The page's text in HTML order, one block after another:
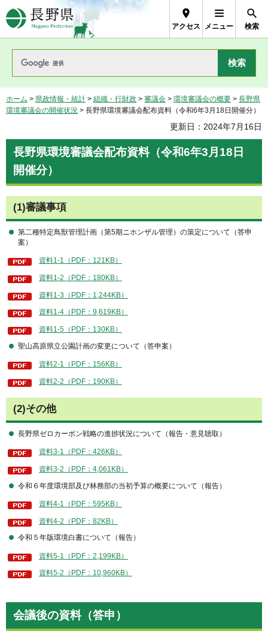
長野県Nagano Prefecture
アクセス メニュー 検索
ホーム > 県政情報・統計 > 組織・行財政 > 審議会 > 環境審議会の概要 > 長野県
環境審議会の開催状況 > 長野県環境審議会配布資料（令和6年3月18日開催分）
更新日：2024年7月16日
長野県環境審議会配布資料（令和6年3月18日
開催分）
(1)審議事項
第二種特定鳥獣管理計画（第5期ニホンザル管理）の策定について（答申
案）
資料1-1（PDF：121KB）
資料1-2（PDF：180KB）
資料1-3（PDF：1,244KB）
資料1-4（PDF：9,619KB）
資料1-5（PDF：130KB）
聖山高原県立公園計画の変更について（答申案）
資料2-1（PDF：156KB）
資料2-2（PDF：190KB）
(2)その他
長野県ゼロカーボン戦略の進捗状況について（報告・意見聴取）
資料3-1（PDF：426KB）
資料3-2（PDF：4,061KB）
令和６年度環境部及び林務部の当初予算の概要について（報告）
資料4-1（PDF：595KB）
資料4-2（PDF：82KB）
令和５年版環境白書について（報告）
資料5-1（PDF：2,199KB）
資料5-2（PDF：10,960KB）
会議後の資料（答申）